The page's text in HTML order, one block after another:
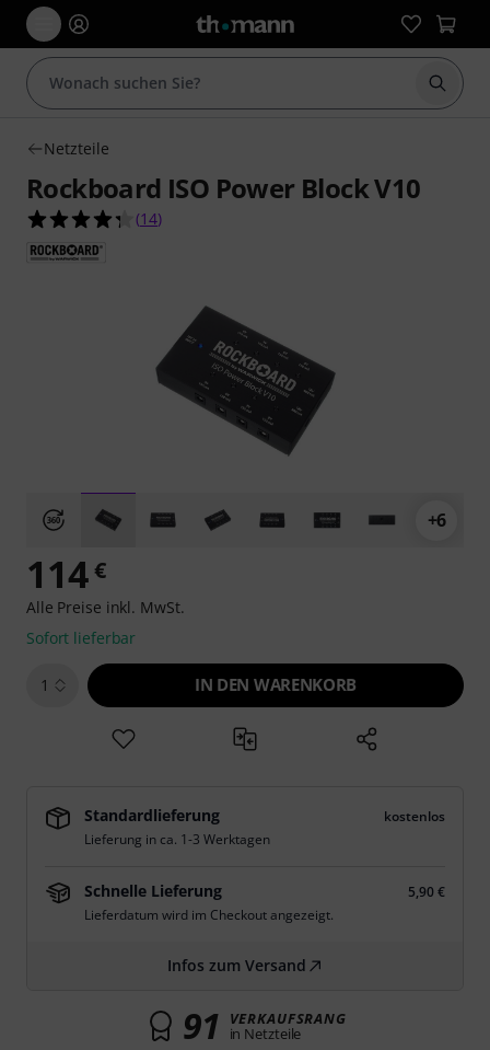
Suche
Netzteile
Rockboard ISO Power Block V10
4.3 von 5 Sternen aus 14 Kundenbewertungen
(14)
+6
114€
Alle Preise inkl. MwSt.
Sofort lieferbar
1 IN DEN WARENKORB
Standardlieferung
kostenlos
Lieferung in ca. 1-3 Werktagen
Schnelle Lieferung
5,90 €
Lieferdatum wird im Checkout angezeigt.
Infos zum Versand
91 VERKAUFSRANG
in Netzteile